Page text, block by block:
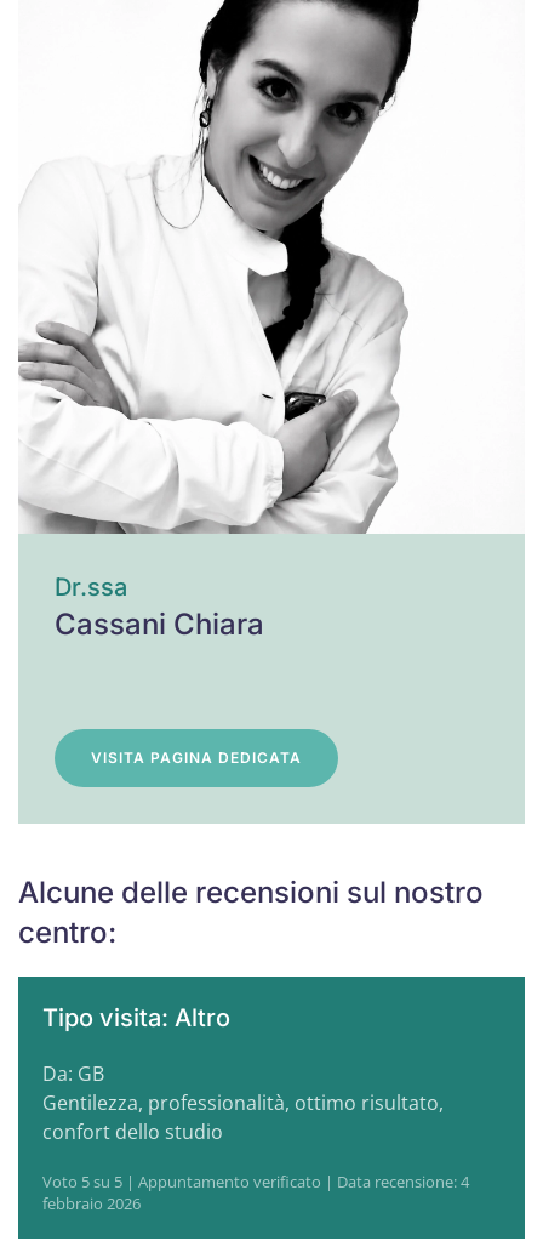
Dr.ssa
Cassani Chiara
VISITA PAGINA DEDICATA
Alcune delle recensioni sul nostro
centro:
Tipo visita: Altro
Da: GB
Gentilezza, professionalità, ottimo risultato,
confort dello studio
Voto 5 su 5 | Appuntamento verificato | Data recensione: 4
febbraio 2026